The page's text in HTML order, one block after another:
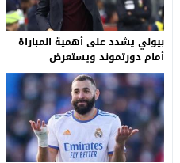
بيولي يشدد على أهمية المباراة
أمام دورتموند ويستعرض
التحضيرات